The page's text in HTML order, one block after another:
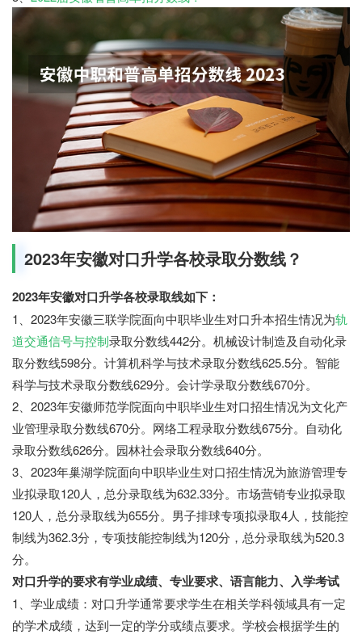
2023年安徽对口升学各校录取分数线？
2023年安徽对口升学各校录取线如下：
1、2023年安徽三联学院面向中职毕业生对口升本招生情况为轨
道交通信号与控制录取分数线442分。机械设计制造及自动化录
取分数线598分。计算机科学与技术录取分数线625.5分。智能
科学与技术录取分数线629分。会计学录取分数线670分。
2、2023年安徽师范学院面向中职毕业生对口招生情况为文化产
业管理录取分数线670分。网络工程录取分数线675分。自动化
录取分数线626分。园林社会录取分数线640分。
3、2023年巢湖学院面向中职毕业生对口招生情况为旅游管理专
业拟录取120人，总分录取线为632.33分。市场营销专业拟录取
120人，总分录取线为655分。男子排球专项拟录取4人，技能控
制线为362.3分，专项技能控制线为120分，总分录取线为520.3
分。
对口升学的要求有学业成绩、专业要求、语言能力、入学考试
1、学业成绩：对口升学通常要求学生在相关学科领域具有一定
的学术成绩，达到一定的学分或绩点要求。学校会根据学生的